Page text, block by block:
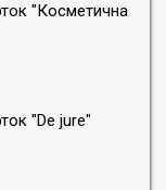
"Косметична
"De jure"